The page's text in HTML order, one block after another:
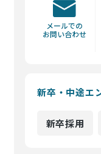
メールでの
お問い合わせ
新卒・中途エ
新卒採用